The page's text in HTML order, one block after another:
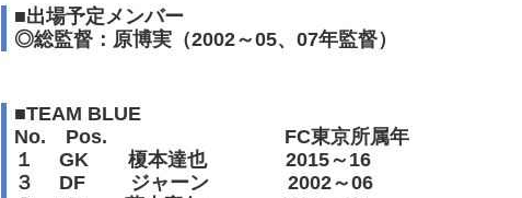
■出場予定メンバー
◎総監督：原博実（2002～05、07年監督）
■TEAM BLUE
No. Pos. FC東京所属年
１ GK 榎本達也 2015～16
３ DF ジャーン 2002～06